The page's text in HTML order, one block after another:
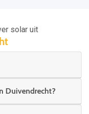
solar uit
Duivendrecht?